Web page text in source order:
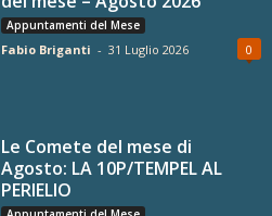
Appuntamenti del Mese
Fabio Briganti - 31 Luglio 2026 0
Le Comete del mese di
Agosto: LA 10P/TEMPEL AL
PERIELIO